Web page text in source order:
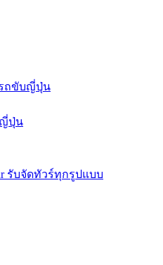
ถขับญี่ปุ่น
ญี่ปุ่น
รับจัดทัวร์ทุกรูปแบบ